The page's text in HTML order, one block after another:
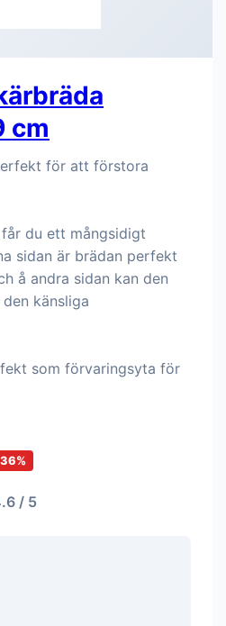
cm
för att förstora
du ett mångsidigt
sidan är brädan perfekt
å andra sidan kan den
känsliga
som förvaringsyta för
/ 5